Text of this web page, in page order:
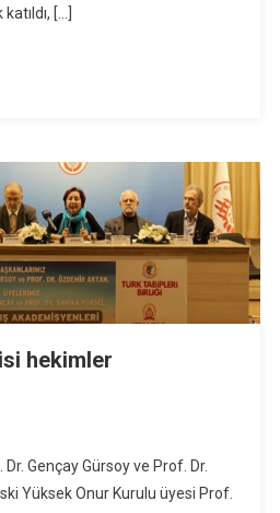
[…]
hekimler
Gençay Gürsoy ve Prof. Dr.
Yüksek Onur Kurulu üyesi Prof.